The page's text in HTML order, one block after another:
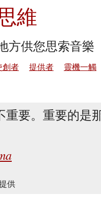
維
方供您思索音樂
創者 提供者 靈機一觸
重要。重要的是
供